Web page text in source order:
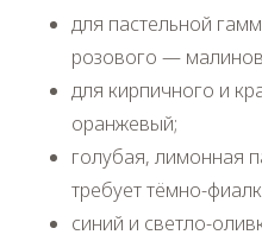
для пастельной
розового —
для кирпичного и
оранжевый;
голубая, лимонная
требует тёмно-
синий и светло-